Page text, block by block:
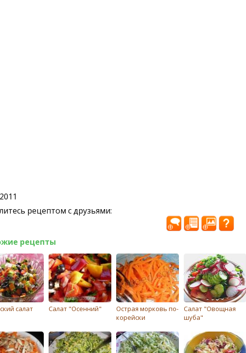
рецептом с друзьями:
рецепты
салат Салат "Осенний"
Острая морковь по-
корeйски
Салат "Овощная
шуба"